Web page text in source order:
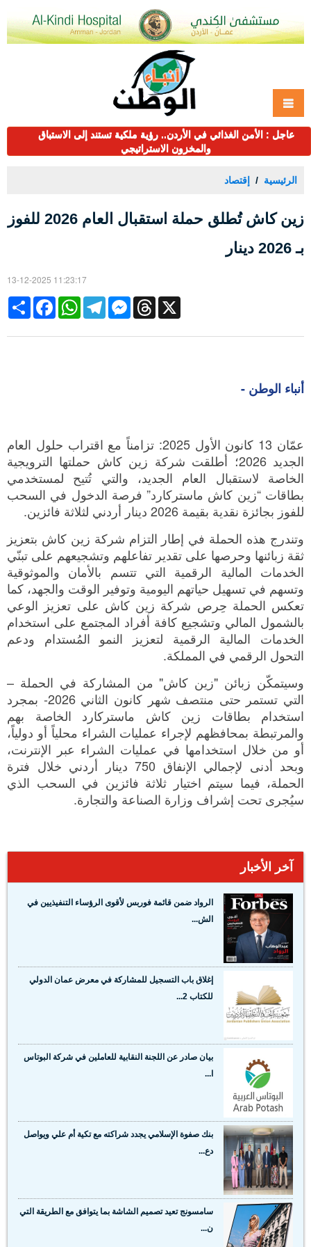
عاجل : الأمن الغذائي في الأردن.. رؤية ملكية تستند إلى الاستباق
والمخزون الاستراتيجي
الرئيسية إقتصاد
زين كاش تُطلق حملة استقبال العام 2026 للفوز
بـ 2026 دينار
13-12-2025 11:23:17
Share
FacebookWhatsAppTelegramMessengerThreads X
أنباء الوطن -
عمّان 13 كانون الأول 2025: تزامناً مع اقتراب حلول العام
الجديد 2026؛ أطلقت شركة زين كاش حملتها الترويجية
الخاصة لاستقبال العام الجديد، والتي تُتيح لمستخدمي
بطاقات “زين كاش ماستركارد” فرصة الدخول في السحب
للفوز بجائزة نقدية بقيمة 2026 دينار أردني لثلاثة فائزين.
وتندرج هذه الحملة في إطار التزام شركة زين كاش بتعزيز
ثقة زبائنها وحرصها على تقدير تفاعلهم وتشجيعهم على تبنّي
الخدمات المالية الرقمية التي تتسم بالأمان والموثوقية
وتسهم في تسهيل حياتهم اليومية وتوفير الوقت والجهد، كما
تعكس الحملة حِرص شركة زين كاش على تعزيز الوعي
بالشمول المالي وتشجيع كافة أفراد المجتمع على استخدام
الخدمات المالية الرقمية لتعزيز النمو المُستدام ودعم
التحول الرقمي في المملكة.
وسيتمكّن زبائن "زين كاش" من المشاركة في الحملة –
التي تستمر حتى منتصف شهر كانون الثاني 2026- بمجرد
استخدام بطاقات زين كاش ماستركارد الخاصة بهم
والمرتبطة بمحافظهم لإجراء عمليات الشراء محلياً أو دولياً،
أو من خلال استخدامها في عمليات الشراء عبر الإنترنت،
وبحد أدنى لإجمالي الإنفاق 750 دينار أردني خلال فترة
الحملة، فيما سيتم اختيار ثلاثة فائزين في السحب الذي
سيُجرى تحت إشراف وزارة الصناعة والتجارة.
آخر الأخبار
الرواد ضمن قائمة فوربس لأقوى الرؤساء التنفيذيين في
الش...
إغلاق باب التسجيل للمشاركة في معرض عمان الدولي
للكتاب 2...
بيان صادر عن اللجنة النقابية للعاملين في شركة البوتاس
ا...
بنك صفوة الإسلامي يجدد شراكته مع تكية أم علي ويواصل
دع...
سامسونج تعيد تصميم الشاشة بما يتوافق مع الطريقة التي
ن...